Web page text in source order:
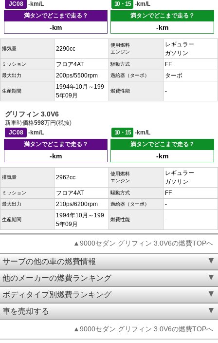
JC08
-km/L 10・15
-km/L
満タンでどこまで走る？
-km
満タンでどこまで走る？
-km
排気量 2290cc
使用燃料
エンジン
レギュラー
ガソリン
ミッション フロア4AT 駆動方式 FF
最大出力 200ps/5500rpm 過給器（ターボ） ターボ
生産期間
1994年10月～199
5年09月
燃費性能 -
グリフィン 3.0V6
新車時価格598万円(税抜)
JC08
-km/L 10・15
-km/L
満タンでどこまで走る？
-km
満タンでどこまで走る？
-km
排気量 2962cc
使用燃料
エンジン
レギュラー
ガソリン
ミッション フロア4AT 駆動方式 FF
最大出力 210ps/6200rpm 過給器（ターボ） -
生産期間
1994年10月～199
5年09月
燃費性能 -
▲9000セダン グリフィン 3.0V6の燃費TOPへ
サーブの他の車の燃費情報
他のメーカーの燃費ランキング
ボディタイプ別燃費ランキング
車を売却する
▲9000セダン グリフィン 3.0V6の燃費TOPへ